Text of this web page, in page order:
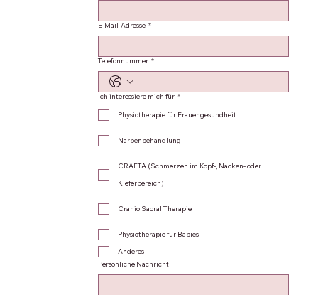
E-Mail-Adresse *
Telefonnummer *
Ich interessiere mich für *
Physiotherapie für Frauengesundheit
Narbenbehandlung
CRAFTA (Schmerzen im Kopf-, Nacken- oder
Kieferbereich)
Cranio Sacral Therapie
Physiotherapie für Babies
Anderes
Persönliche Nachricht